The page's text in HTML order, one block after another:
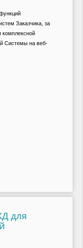
Заказчика, за
комплексной
Системы на веб-
для